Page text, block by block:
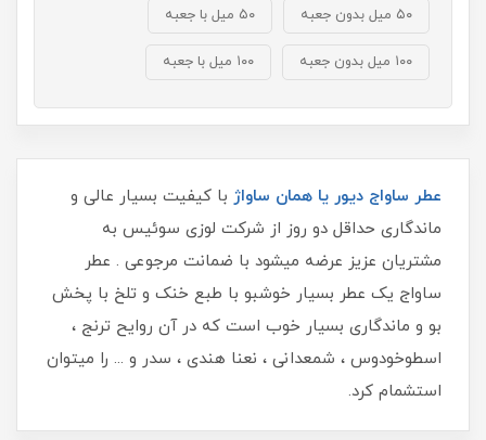
۵۰ میل بدون جعبه ۵۰ میل با جعبه
۱۰۰ میل بدون جعبه ۱۰۰ میل با جعبه
عطر ساواج دیور یا همان ساواژ با کیفیت بسیار عالی و
ماندگاری حداقل دو روز از شرکت لوزی سوئیس به
مشتریان عزیز عرضه میشود با ضمانت مرجوعی . عطر
ساواج یک عطر بسیار خوشبو با طبع خنک و تلخ با پخش
بو و ماندگاری بسیار خوب است که در آن روایح ترنج ،
اسطوخودوس ، شمعدانی ، نعنا هندی ، سدر و ... را میتوان
استشمام کرد.